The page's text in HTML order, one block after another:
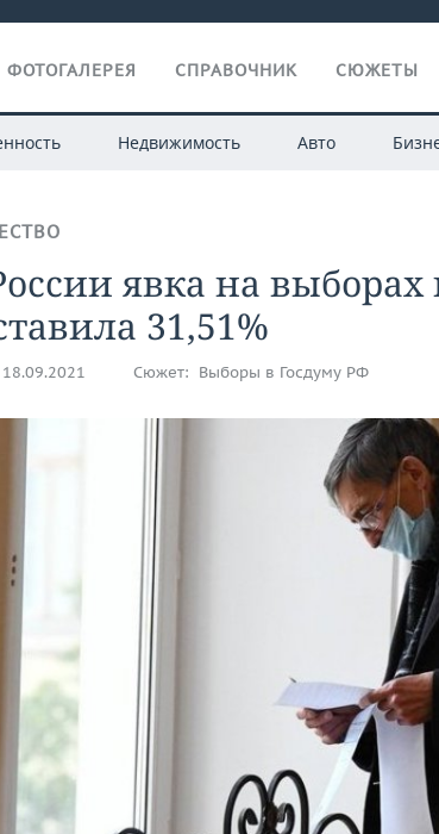
ФОТОГАЛЕРЕЯ СПРАВОЧНИК СЮЖЕТЫ
Недвижимость Авто
явка на выборах
31,51%
Сюжет: Выборы в Госдуму РФ